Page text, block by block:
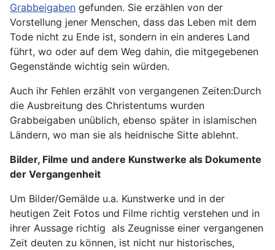
Grabbeigaben gefunden. Sie erzählen von der
Vorstellung jener Menschen, dass das Leben mit dem
Tode nicht zu Ende ist, sondern in ein anderes Land
führt, wo oder auf dem Weg dahin, die mitgegebenen
Gegenstände wichtig sein würden.
Auch ihr Fehlen erzählt von vergangenen Zeiten:Durch
die Ausbreitung des Christentums wurden
Grabbeigaben unüblich, ebenso später in islamischen
Ländern, wo man sie als heidnische Sitte ablehnt.
Bilder, Filme und andere Kunstwerke als Dokumente
der Vergangenheit
Um Bilder/Gemälde u.a. Kunstwerke und in der
heutigen Zeit Fotos und Filme richtig verstehen und in
ihrer Aussage richtig als Zeugnisse einer vergangenen
Zeit deuten zu können, ist nicht nur historisches,